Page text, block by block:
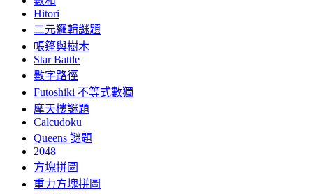
Hitori
二元邏輯謎題
帳篷與樹木
Star Battle
數字路徑
Futoshiki 不等式數獨
摩天樓謎題
Calcudoku
Queens 謎題
2048
方塊拼圖
重力方塊拼圖